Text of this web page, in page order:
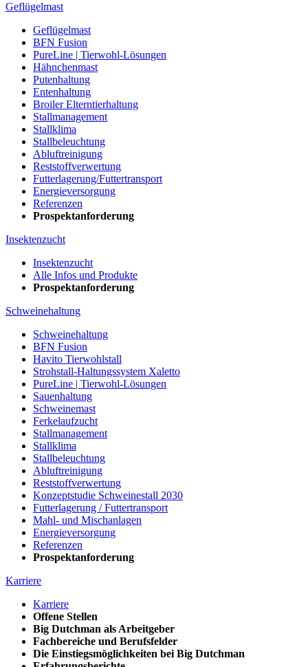
Geflügelmast
Geflügelmast
BFN Fusion
PureLine | Tierwohl-Lösungen
Hähnchenmast
Putenhaltung
Entenhaltung
Broiler Elterntierhaltung
Stallmanagement
Stallklima
Stallbeleuchtung
Abluftreinigung
Reststoffverwertung
Futterlagerung/Futtertransport
Energieversorgung
Referenzen
Prospektanforderung
Insektenzucht
Insektenzucht
Alle Infos und Produkte
Prospektanforderung
Schweinehaltung
Schweinehaltung
BFN Fusion
Havito Tierwohlstall
Strohstall-Haltungssystem Xaletto
PureLine | Tierwohl-Lösungen
Sauenhaltung
Schweinemast
Ferkelaufzucht
Stallmanagement
Stallklima
Stallbeleuchtung
Abluftreinigung
Reststoffverwertung
Konzeptstudie Schweinestall 2030
Futterlagerung / Futtertransport
Mahl- und Mischanlagen
Energieversorgung
Referenzen
Prospektanforderung
Karriere
Karriere
Offene Stellen
Big Dutchman als Arbeitgeber
Fachbereiche und Berufsfelder
Die Einstiegsmöglichkeiten bei Big Dutchman